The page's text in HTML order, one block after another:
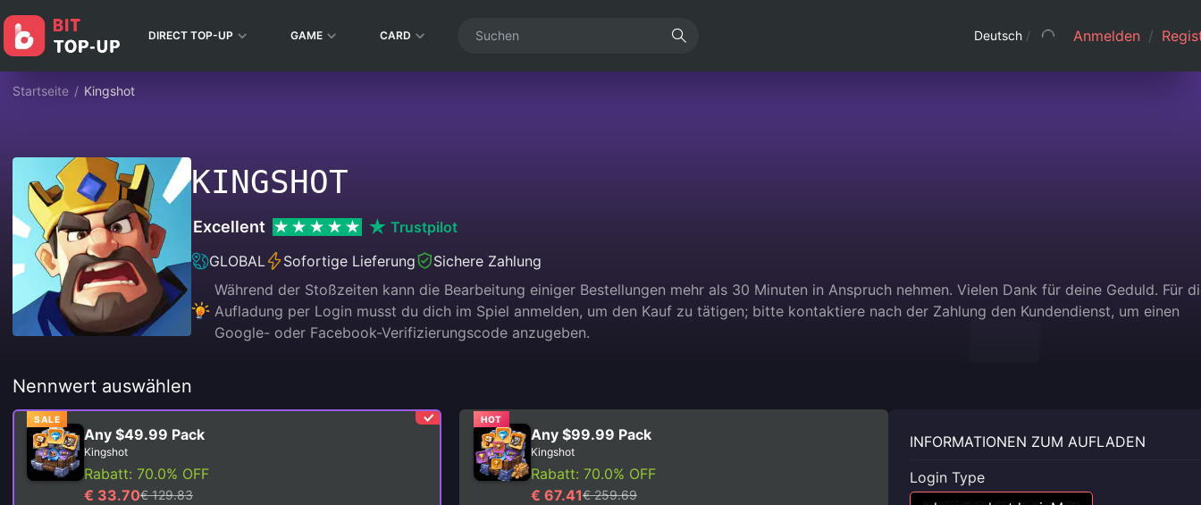
DIRECT TOP-UP GAME CARD Deutsch / Anmelden /
Startseite / Kingshot
KINGSHOT
Excellent
Trustpilot
GLOBAL
Sofortige Lieferung
Sichere Zahlung
Während der Stoßzeiten kann die Bearbeitung einiger Bestellungen mehr als 30 Minuten in Anspruch nehmen. Vielen Dank für deine Geduld. Für
Aufladung per Login musst du dich im Spiel anmelden, um den Kauf zu tätigen; bitte kontaktiere nach der Zahlung den Kundendienst, um einen
Google- oder Facebook-Verifizierungscode anzugeben.
Nennwert auswählen
SALE
Any $49.99 Pack
Kingshot
Rabatt: 70.0% OFF
€ 33.70€ 129.83
HOT
Any $99.99 Pack
Kingshot
Rabatt: 70.0% OFF
€ 67.41€ 259.69
INFORMATIONEN ZUM AUFLADEN
Login Type